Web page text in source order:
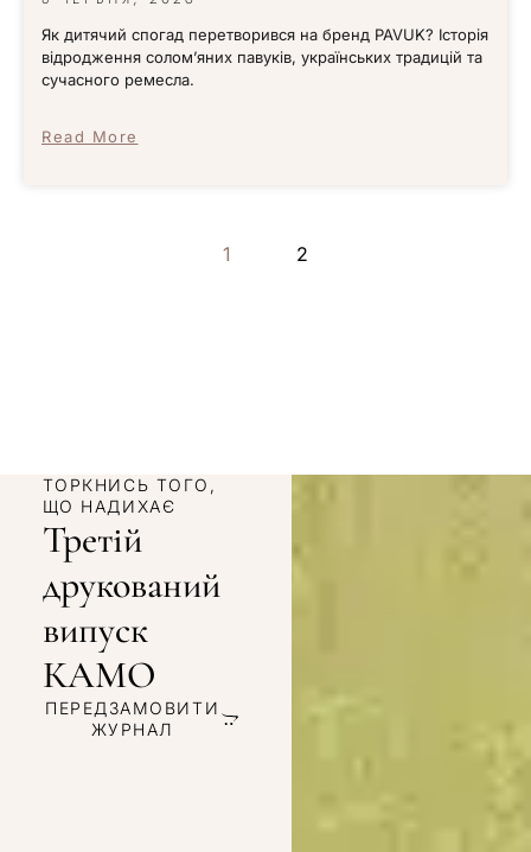
Як дитячий спогад перетворився на бренд PAVUK? Історія
відродження солом’яних павуків, українських традицій та
сучасного ремесла.
Read More
1 2
ТОРКНИСЬ ТОГО,
ЩО НАДИХАЄ
Третій
друкований
випуск
КАМО
ПЕРЕДЗАМОВИТИ
ЖУРНАЛ